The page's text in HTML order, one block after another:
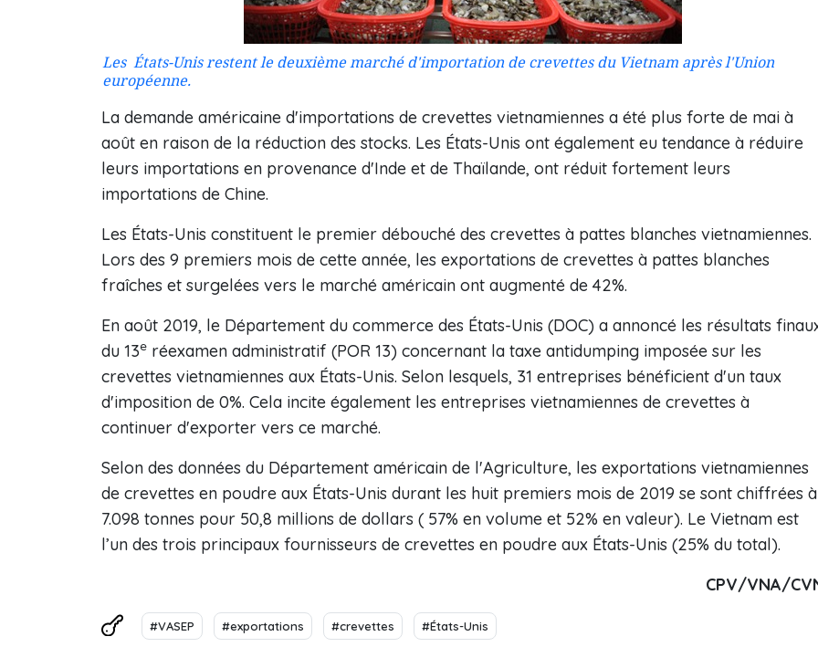
Les États-Unis restent le deuxième marché d'importation de crevettes du Vietnam après l'Union
européenne.
La demande américaine d'importations de crevettes vietnamiennes a été plus forte de mai à
août en raison de la réduction des stocks. Les États-Unis ont également eu tendance à réduire
leurs importations en provenance d'Inde et de Thaïlande, ont réduit fortement leurs
importations de Chine.
Les États-Unis constituent le premier débouché des crevettes à pattes blanches vietnamiennes.
Lors des 9 premiers mois de cette année, les exportations de crevettes à pattes blanches
fraîches et surgelées vers le marché américain ont augmenté de 42%.
En août 2019, le Département du commerce des États-Unis (DOC) a annoncé les résultats
du 13e réexamen administratif (POR 13) concernant la taxe antidumping imposée sur les
crevettes vietnamiennes aux États-Unis. Selon lesquels, 31 entreprises bénéficient d'un taux
d'imposition de 0%. Cela incite également les entreprises vietnamiennes de crevettes à
continuer d'exporter vers ce marché.
Selon des données du Département américain de l'Agriculture, les exportations vietnamiennes
de crevettes en poudre aux États-Unis durant les huit premiers mois de 2019 se sont chiffrées à
7.098 tonnes pour 50,8 millions de dollars ( 57% en volume et 52% en valeur). Le Vietnam est
l’un des trois principaux fournisseurs de crevettes en poudre aux États-Unis (25% du total).
CPV/VNA/
#VASEP #exportations #crevettes #États-Unis